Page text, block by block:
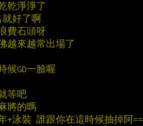
乾淨淨了
好了啊
費石頭呀
越來越常出場了
GD一臉喔
等吧
將的嗎
+泳裝 誰跟你在這時候抽掉阿==